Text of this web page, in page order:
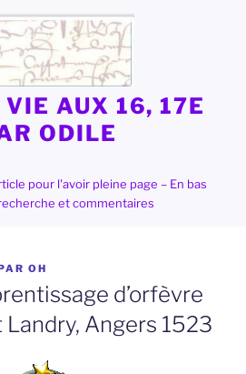
VIE AUX 16, 17E
ODILE
pour l'avoir pleine page – En bas
et commentaires
OH
d’orfèvre
Angers 1523